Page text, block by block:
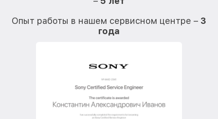
Опыт работы в нашем сервисном центре – 3
года